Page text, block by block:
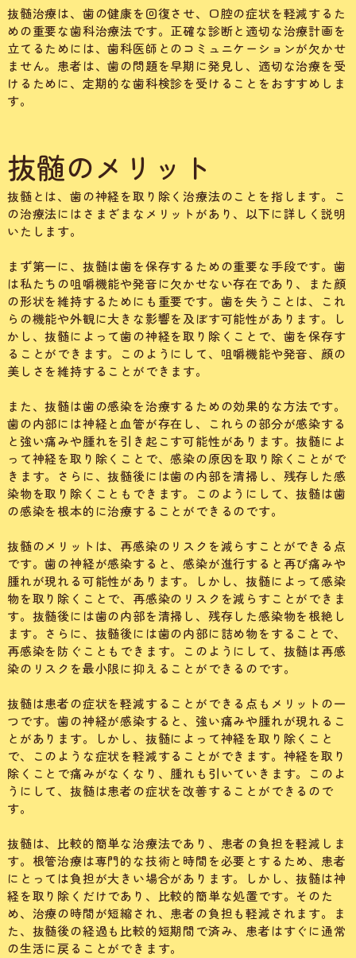
抜髄治療は、歯の健康を回復させ、口腔の症状を軽減するた
めの重要な歯科治療法です。正確な診断と適切な治療計画を
立てるためには、歯科医師とのコミュニケーションが欠かせ
ません。患者は、歯の問題を早期に発見し、適切な治療を受
けるために、定期的な歯科検診を受けることをおすすめしま
す。
抜髄のメリット
抜髄とは、歯の神経を取り除く治療法のことを指します。こ
の治療法にはさまざまなメリットがあり、以下に詳しく説明
いたします。
まず第一に、抜髄は歯を保存するための重要な手段です。歯
は私たちの咀嚼機能や発音に欠かせない存在であり、また顔
の形状を維持するためにも重要です。歯を失うことは、これ
らの機能や外観に大きな影響を及ぼす可能性があります。し
かし、抜髄によって歯の神経を取り除くことで、歯を保存す
ることができます。このようにして、咀嚼機能や発音、顔の
美しさを維持することができます。
また、抜髄は歯の感染を治療するための効果的な方法です。
歯の内部には神経と血管が存在し、これらの部分が感染する
と強い痛みや腫れを引き起こす可能性があります。抜髄によ
って神経を取り除くことで、感染の原因を取り除くことがで
きます。さらに、抜髄後には歯の内部を清掃し、残存した感
染物を取り除くこともできます。このようにして、抜髄は歯
の感染を根本的に治療することができるのです。
抜髄のメリットは、再感染のリスクを減らすことができる点
です。歯の神経が感染すると、感染が進行すると再び痛みや
腫れが現れる可能性があります。しかし、抜髄によって感染
物を取り除くことで、再感染のリスクを減らすことができま
す。抜髄後には歯の内部を清掃し、残存した感染物を根絶し
ます。さらに、抜髄後には歯の内部に詰め物をすることで、
再感染を防ぐこともできます。このようにして、抜髄は再感
染のリスクを最小限に抑えることができるのです。
抜髄は患者の症状を軽減することができる点もメリットの一
つです。歯の神経が感染すると、強い痛みや腫れが現れるこ
とがあります。しかし、抜髄によって神経を取り除くこと
で、このような症状を軽減することができます。神経を取り
除くことで痛みがなくなり、腫れも引いていきます。このよ
うにして、抜髄は患者の症状を改善することができるので
す。
抜髄は、比較的簡単な治療法であり、患者の負担を軽減しま
す。根管治療は専門的な技術と時間を必要とするため、患者
にとっては負担が大きい場合があります。しかし、抜髄は神
経を取り除くだけであり、比較的簡単な処置です。そのた
め、治療の時間が短縮され、患者の負担も軽減されます。ま
た、抜髄後の経過も比較的短期間で済み、患者はすぐに通常
の生活に戻ることができます。